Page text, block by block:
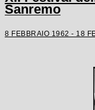
Sanremo
8 FEBBRAIO 1962 - 18